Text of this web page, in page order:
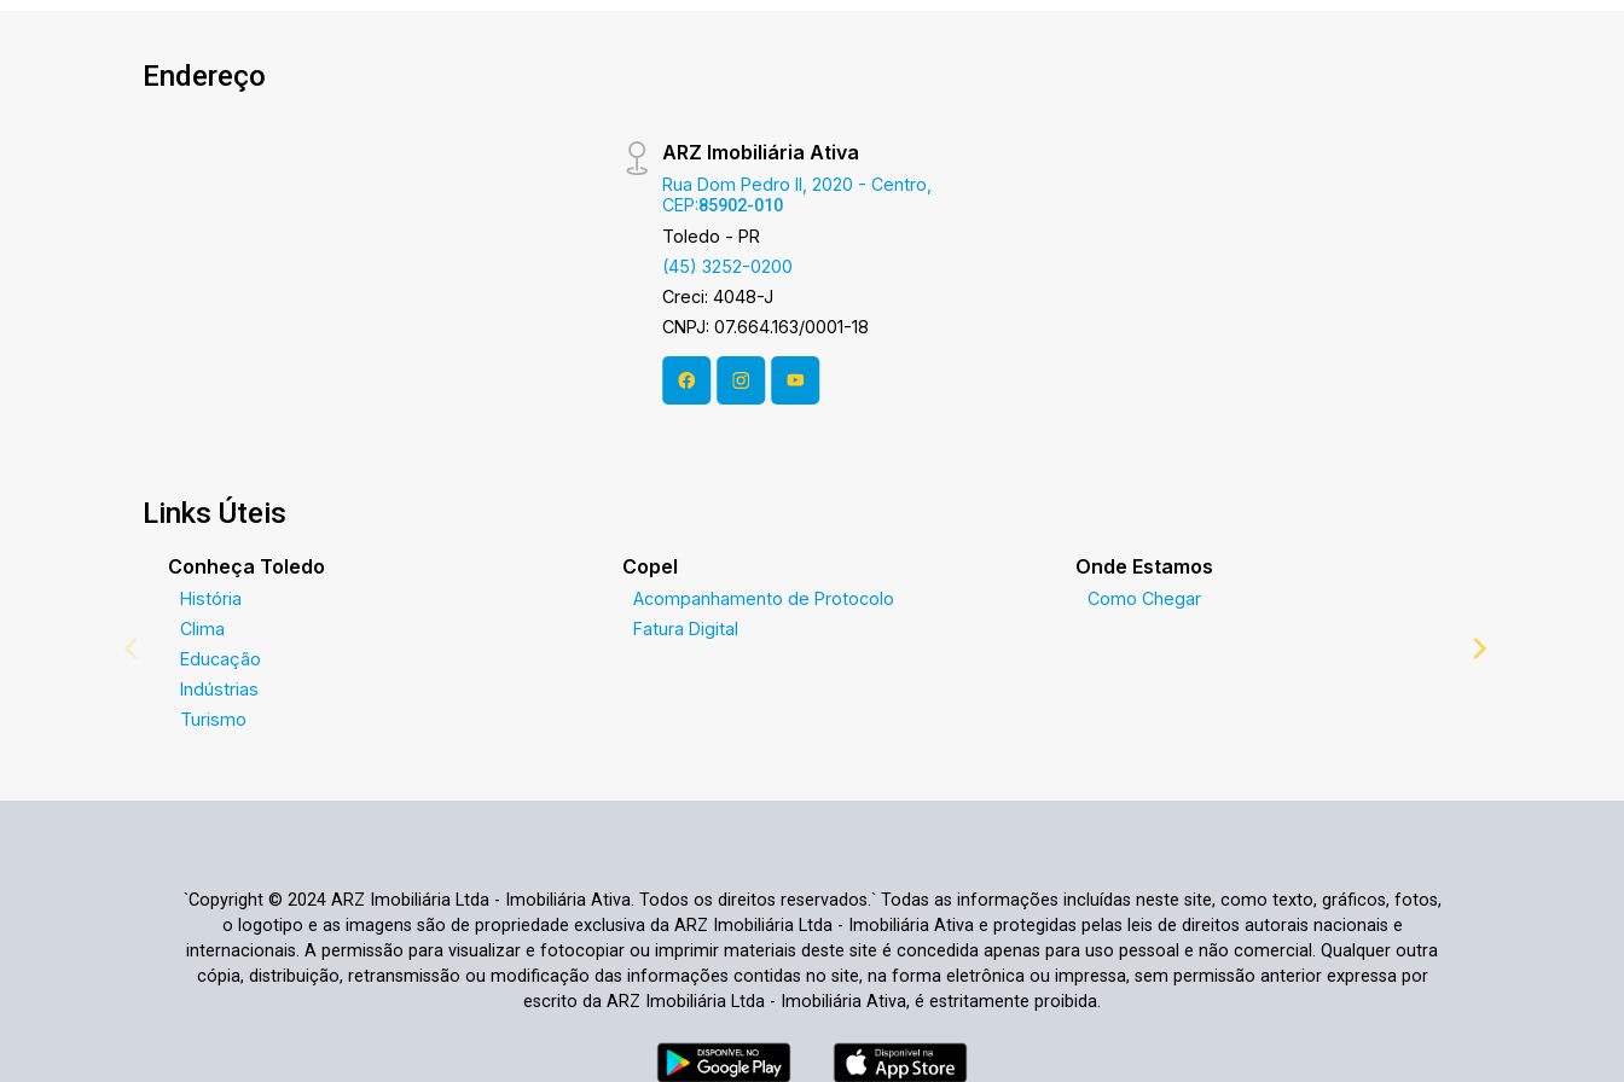
Endereço
ARZ Imobiliária Ativa
Rua Dom Pedro II, 2020 - Centro,
CEP:85902-010
Toledo - PR
(45) 3252-0200
Creci: 4048-J
CNPJ: 07.664.163/0001-18
Links Úteis
Conheça Toledo
História
Clima
Educação
Indústrias
Turismo
Copel
Acompanhamento de Protocolo
Fatura Digital
Onde Estamos
Como Chegar
`Copyright © 2024 ARZ Imobiliária Ltda - Imobiliária Ativa. Todos os direitos reservados.` Todas as informações incluídas neste site, como texto, gráficos, fotos,
o logotipo e as imagens são de propriedade exclusiva da ARZ Imobiliária Ltda - Imobiliária Ativa e protegidas pelas leis de direitos autorais nacionais e
internacionais. A permissão para visualizar e fotocopiar ou imprimir materiais deste site é concedida apenas para uso pessoal e não comercial. Qualquer outra
cópia, distribuição, retransmissão ou modificação das informações contidas no site, na forma eletrônica ou impressa, sem permissão anterior expressa por
escrito da ARZ Imobiliária Ltda - Imobiliária Ativa, é estritamente proibida.